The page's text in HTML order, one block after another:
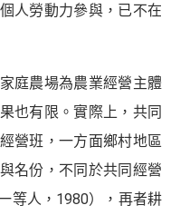
人勞動力參與，已不在
庭農場為農業經營主體
也有限。實際上，共同
營班，一方面鄉村地區
名份，不同於共同經營
等人，1980），再者耕